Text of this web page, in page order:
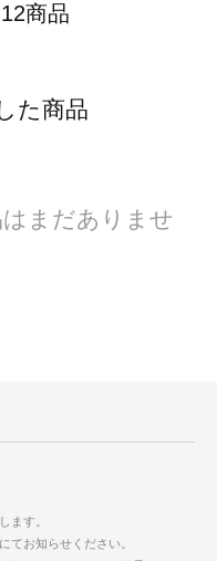
商品
た商品
まだありませ
ます。
てお知らせください。